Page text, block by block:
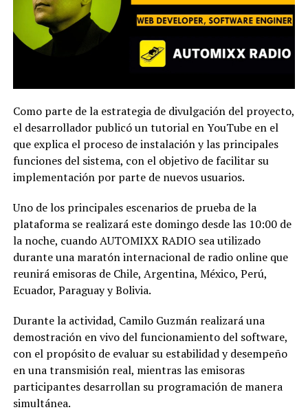
Como parte de la estrategia de divulgación del proyecto,
el desarrollador publicó un tutorial en YouTube en el
que explica el proceso de instalación y las principales
funciones del sistema, con el objetivo de facilitar su
implementación por parte de nuevos usuarios.
Uno de los principales escenarios de prueba de la
plataforma se realizará este domingo desde las 10:00 de
la noche, cuando AUTOMIXX RADIO sea utilizado
durante una maratón internacional de radio online que
reunirá emisoras de Chile, Argentina, México, Perú,
Ecuador, Paraguay y Bolivia.
Durante la actividad, Camilo Guzmán realizará una
demostración en vivo del funcionamiento del software,
con el propósito de evaluar su estabilidad y desempeño
en una transmisión real, mientras las emisoras
participantes desarrollan su programación de manera
simultánea.